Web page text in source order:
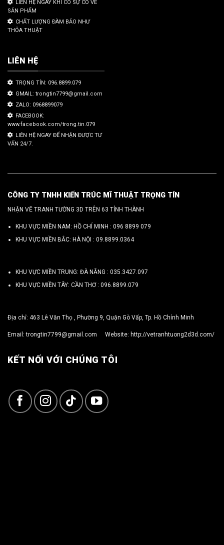
LIÊN HỆ NGAY KHI CÓ SỰ CỐ VỀ
SẢN PHẨM
CHẤT LƯỢNG ĐÀM BẢO NHƯ
THỎA THUẬT
LIÊN HỆ
TRỌNG TÍN: 096.8899.079
GMAIL: trongtin7799@gmail.com
ZALO: 0968899079
FACEBOOK:
www.facebook.com/trong.tin.079
LIÊN HỆ NGAY ĐỂ NHẬN ĐƯỢC TƯ
VẤN 24/7.
CÔNG TY TNHH KIẾN TRÚC MĨ THUẬT TRỌNG TÍN
NHẬN VẼ TRANH TƯỜNG 3D TRÊN 63 TỈNH THÀNH
KHU VỰC MIỀN NAM: HỒ CHÍ MINH : 096 8899 079
KHU VỰC MIỀN BẮC: HÀ NỘI : 09.8899.0364
KHU VỰC MIỀN TRUNG: ĐÀ NẴNG : 035.3427.097
KHU VỰC MIỀN TÂY: CẦN THƠ : 096.8899.079
Địa chỉ: 463 Lê Văn Thọ , Phường 9, Quận Gò Vấp, Tp. Hồ Chính Minh
Email:trongtin7799@gmail.com Website: http://vetranhtuong2d3d.com/
KẾT NỐI VỚI CHÚNG TÔI